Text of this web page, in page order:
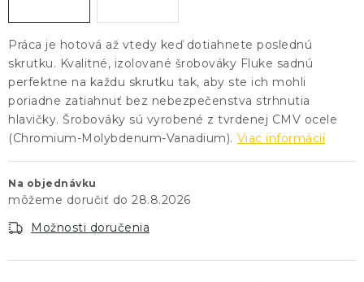
Práca je hotová až vtedy keď dotiahnete poslednú
skrutku. Kvalitné, izolované šrobováky Fluke sadnú
perfektne na každu skrutku tak, aby ste ich mohli
poriadne zatiahnuť bez nebezpečenstva strhnutia
hlavičky. Šrobováky sú vyrobené z tvrdenej CMV ocele
(Chromium-Molybdenum-Vanadium). Viac informácií
Na objednávku
28.8.2026
Možnosti doručenia